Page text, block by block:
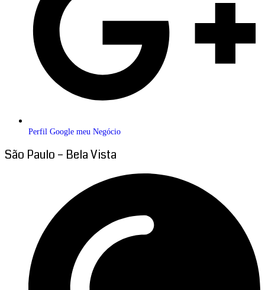
Perfil Google meu Negócio
São Paulo – Bela Vista